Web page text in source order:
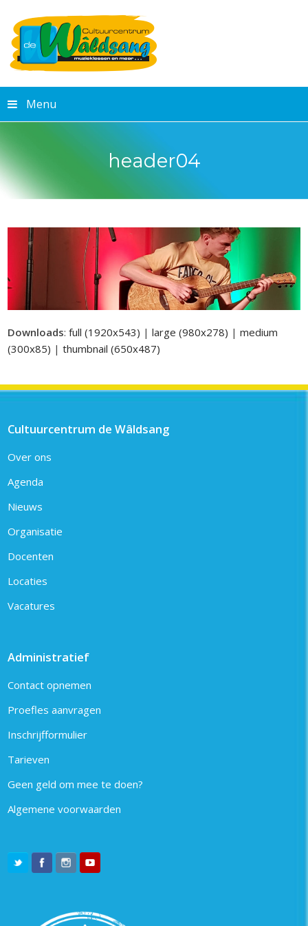
Menu
header04
Downloads:full (1920x543) |large (980x278) |medium
(300x85) |thumbnail (650x487)
Cultuurcentrum de Wâldsang
Over ons
Agenda
Nieuws
Organisatie
Docenten
Locaties
Vacatures
Administratief
Contact opnemen
Proefles aanvragen
Inschrijfformulier
Tarieven
Geen geld om mee te doen?
Algemene voorwaarden